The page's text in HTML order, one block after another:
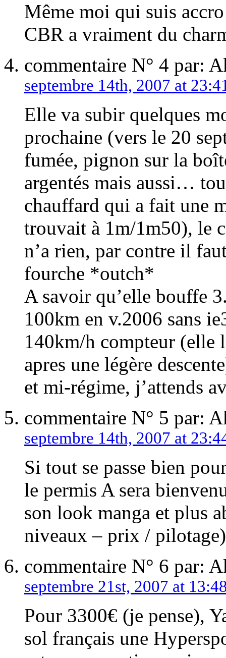
Même moi qui suis
CBR a vraiment du
commentaire N° 4 par:
septembre 14th, 2007 at
Elle va subir quelques
prochaine (vers le 20
fumée, pignon sur la
argentés mais aussi…
chauffard qui a fait une
trouvait à 1m/1m50), le
n’a rien, par contre il
fourche *outch*
A savoir qu’elle bouffe
100km en v.2006 sans
140km/h compteur (elle
apres une légère
et mi-régime, j’attends
commentaire N° 5 par:
septembre 14th, 2007 at
Si tout se passe bien
le permis A sera
son look manga et plus
niveaux – prix /
commentaire N° 6 par:
septembre 21st, 2007 at
Pour 3300€ (je pense),
sol français une